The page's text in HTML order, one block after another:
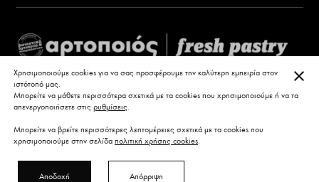
Χρησιμοποιούμε cookies για να σας προσφέρουμε την καλύτερη εμπειρία στον
ιστότοπό μας.
Μπορείτε να μάθετε περισσότερα σχετικά με τα cookies που χρησιμοποιούμε ή να τα
απενεργοποιήσετε στις ρυθμίσεις.
Μπορείτε να βρείτε περισσότερες λεπτομέρειες σχετικά με τα cookies που
χρησιμοποιούμε στην σελίδα πολιτική χρήσης cookies.
Αποδοχή Απόρριψη